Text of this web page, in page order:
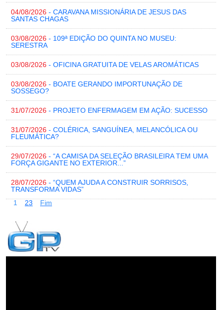
04/08/2026 - CARAVANA MISSIONÁRIA DE JESUS DAS
SANTAS CHAGAS
03/08/2026 - 109ª EDIÇÃO DO QUINTA NO MUSEU:
SERESTRA
03/08/2026 - OFICINA GRATUITA DE VELAS AROMÁTICAS
03/08/2026 - BOATE GERANDO IMPORTUNAÇÃO DE
SOSSEGO?
31/07/2026 - PROJETO ENFERMAGEM EM AÇÃO: SUCESSO
31/07/2026 - COLÉRICA, SANGUÍNEA, MELANCÓLICA OU
FLEUMÁTICA?
29/07/2026 - “A CAMISA DA SELEÇÃO BRASILEIRA TEM UMA
FORÇA GIGANTE NO EXTERIOR...”
28/07/2026 - “QUEM AJUDA A CONSTRUIR SORRISOS,
TRANSFORMA VIDAS”
1
23 Fim